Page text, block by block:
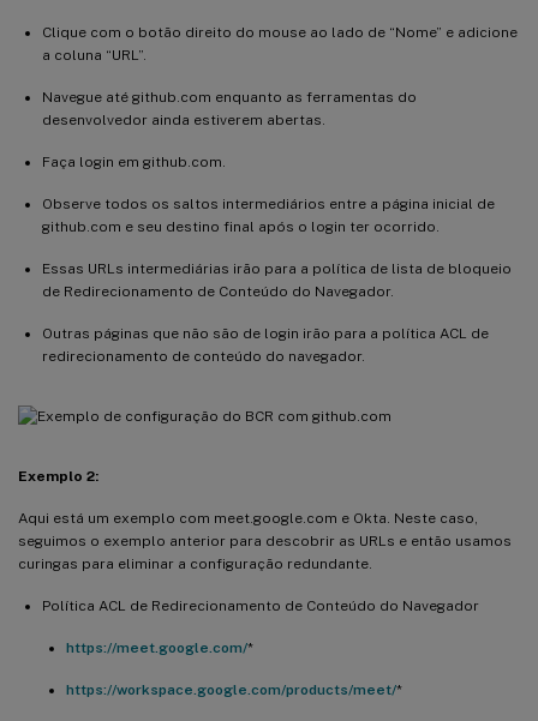
Clique com o botão direito do mouse ao lado de “Nome” e adicione
a coluna “URL”.
Navegue até github.com enquanto as ferramentas do
desenvolvedor ainda estiverem abertas.
Faça login em github.com.
Observe todos os saltos intermediários entre a página inicial de
github.com e seu destino final após o login ter ocorrido.
Essas URLs intermediárias irão para a política de lista de bloqueio
de Redirecionamento de Conteúdo do Navegador.
Outras páginas que não são de login irão para a política ACL de
redirecionamento de conteúdo do navegador.
Exemplo 2:
Aqui está um exemplo com meet.google.com e Okta. Neste caso,
seguimos o exemplo anterior para descobrir as URLs e então usamos
curingas para eliminar a configuração redundante.
Política ACL de Redirecionamento de Conteúdo do Navegador
https://meet.google.com/*
https://workspace.google.com/products/meet/*